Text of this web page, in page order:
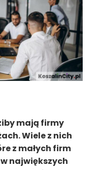
mają firmy
Wiele z nich
z małych firm
największych